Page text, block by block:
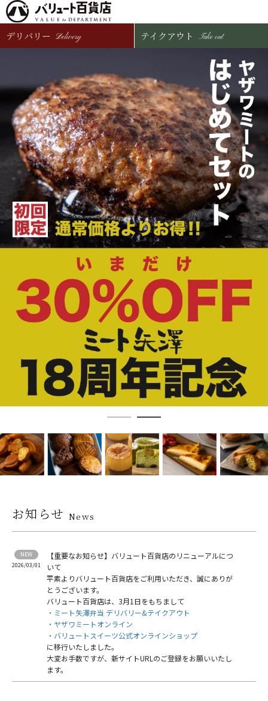
デリバリー Delivery テイクアウト Take out
お知らせ News
2026/03/01
【重要なお知らせ】バリュート百貨店のリニューアルにつ
いて
平素よりバリュート百貨店をご利用いただき、誠にありが
とうございます。
バリュート百貨店は、3月1日をもちまして
・ミート矢澤弁当 デリバリー&テイクアウト
・ヤザワミートオンライン
・バリュートスイーツ公式オンラインショップ
に移行いたしました。
大変お手数ですが、新サイトURLのご登録をお願いいたし
ます。